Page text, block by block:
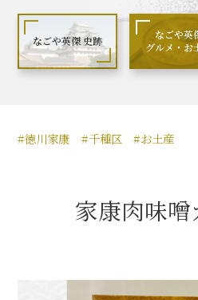
なごや英傑 体験・イ
秀長関連 史跡 一覧
名古屋＜秀長＞観光モデ
なごや英傑 史跡
なごや英
グルメ・お
#徳川家康 #千種区 #お土産
家康肉味